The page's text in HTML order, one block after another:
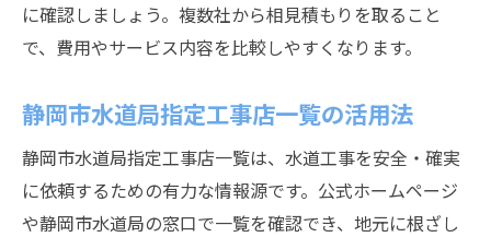
に確認しましょう。複数社から相見積もりを取ること
で、費用やサービス内容を比較しやすくなります。
静岡市水道局指定工事店一覧の活用法
静岡市水道局指定工事店一覧は、水道工事を安全・確実
に依頼するための有力な情報源です。公式ホームページ
や静岡市水道局の窓口で一覧を確認でき、地元に根ざし